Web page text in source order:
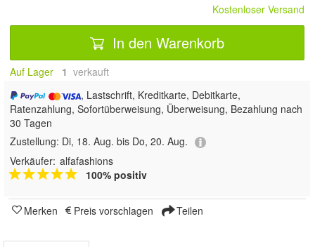
Kostenloser Versand
In den Warenkorb
Auf Lager 1 verkauft
, Lastschrift, Kreditkarte, Debitkarte,
Ratenzahlung, Sofortüberweisung, Überweisung, Bezahlung nach
30 Tagen
Zustellung: Di, 18. Aug. bis Do, 20. Aug.
Verkäufer: alfafashions
100% positiv
Merken Preis vorschlagen Teilen